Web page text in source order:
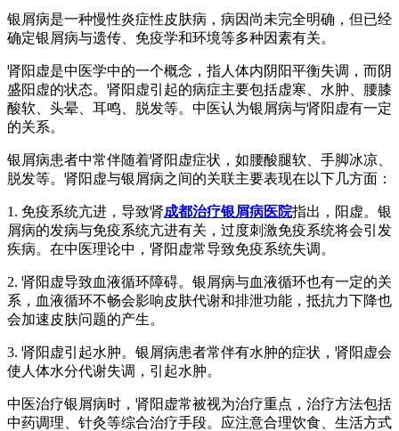
银屑病是一种慢性炎症性皮肤病，病因尚未完全明确，但已经
确定银屑病与遗传、免疫学和环境等多种因素有关。
肾阳虚是中医学中的一个概念，指人体内阴阳平衡失调，而阴
盛阳虚的状态。肾阳虚引起的病症主要包括虚寒、水肿、腰膝
酸软、头晕、耳鸣、脱发等。中医认为银屑病与肾阳虚有一定
的关系。
银屑病患者中常伴随着肾阳虚症状，如腰酸腿软、手脚冰凉、
脱发等。肾阳虚与银屑病之间的关联主要表现在以下几方面：
1. 免疫系统亢进，导致肾成都治疗银屑病医院指出，阳虚。银
屑病的发病与免疫系统亢进有关，过度刺激免疫系统将会引发
疾病。在中医理论中，肾阳虚常导致免疫系统失调。
2. 肾阳虚导致血液循环障碍。银屑病与血液循环也有一定的关
系，血液循环不畅会影响皮肤代谢和排泄功能，抵抗力下降也
会加速皮肤问题的产生。
3. 肾阳虚引起水肿。银屑病患者常伴有水肿的症状，肾阳虚会
使人体水分代谢失调，引起水肿。
中医治疗银屑病时，肾阳虚常被视为治疗重点，治疗方法包括
中药调理、针灸等综合治疗手段。应注意合理饮食、生活方式